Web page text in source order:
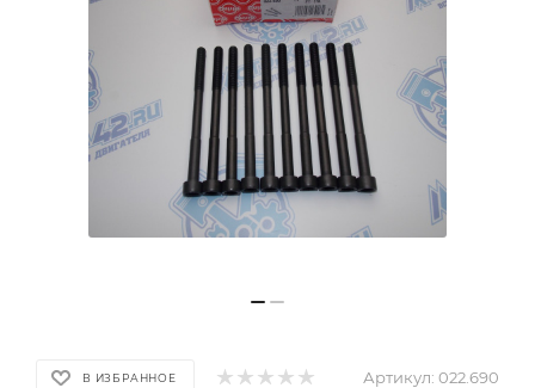
В ИЗБРАННОЕ Артикул: 022.690